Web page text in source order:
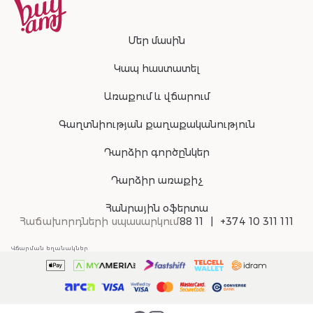
Մեր մասին
Կապ հաստատել
Առաքում և վճարում
Գաղտնիության քաղաքականություն
Դարձիր գործընկեր
Դարձիր առաքիչ
Հանրային օֆերտա
Հաճախորդների սպասարկում88 11 +374 10 311 111
Վճարման եղանակներ